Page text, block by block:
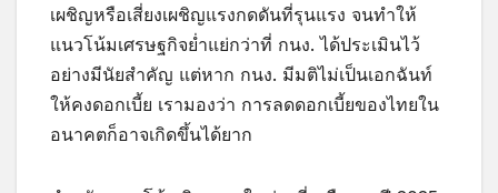
เผชิญหรือเสี่ยงเผชิญแรงกดดันที่รุนแรง จนทำให้
แนวโน้มเศรษฐกิจย่ำแย่กว่าที่ กนง. ได้ประเมินไว้
อย่างมีนัยสำคัญ แต่หาก กนง. มีมติไม่เป็นเอกฉันท์
ให้คงดอกเบี้ย เรามองว่า การลดดอกเบี้ยของไทยใน
อนาคตก็อาจเกิดขึ้นได้ยาก